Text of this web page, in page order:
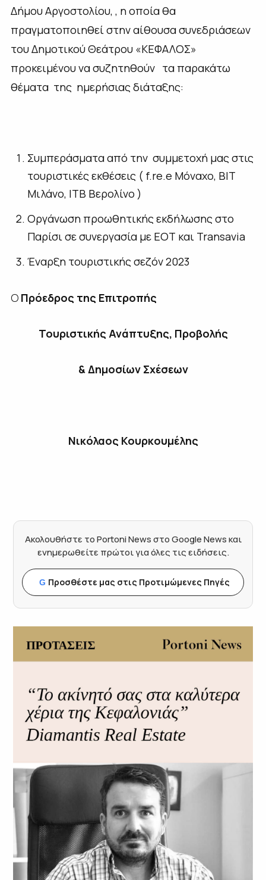
Δήμου Αργοστολίου, , η οποία θα
πραγματοποιηθεί στην αίθουσα συνεδριάσεων
του Δημοτικού Θεάτρου «ΚΕΦΑΛΟΣ»
προκειμένου να συζητηθούν τα παρακάτω
θέματα της ημερήσιας διάταξης:
Συμπεράσματα από την συμμετοχή μας στις
τουριστικές εκθέσεις ( f.re.e Μόναχο, BIT
Μιλάνο, ITB Βερολίνο )
Οργάνωση προωθητικής εκδήλωσης στο
Παρίσι σε συνεργασία με ΕΟΤ και Transavia
Έναρξη τουριστικής σεζόν 2023
ΟΠρόεδρος της Επιτροπής
Τουριστικής Ανάπτυξης, Προβολής
& Δημοσίων Σχέσεων
Νικόλαος Κουρκουμέλης
Ακολουθήστε το Portoni News στο Google News και
ενημερωθείτε πρώτοι για όλες τις ειδήσεις.
G Προσθέστε μας στις Προτιμώμενες Πηγές